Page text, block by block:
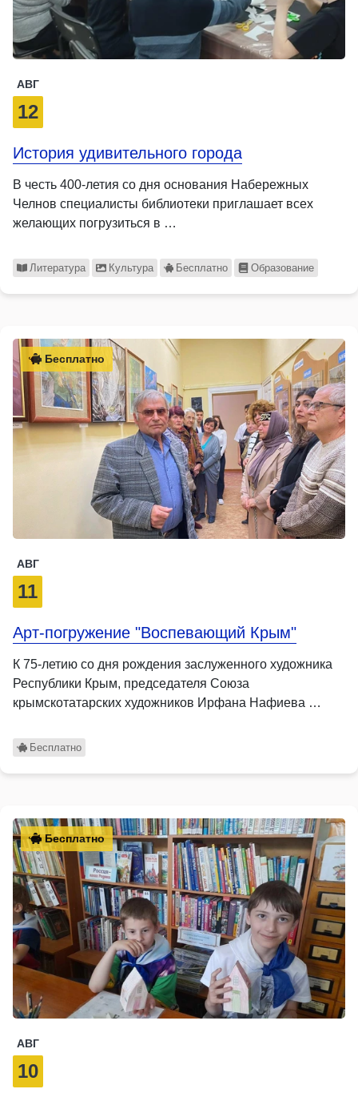
АВГ
12
История удивительного города
В честь 400-летия со дня основания Набережных
Челнов специалисты библиотеки приглашает всех
желающих погрузиться в …
Литература Культура Бесплатно Образование
Бесплатно
АВГ
11
Арт-погружение "Воспевающий Крым"
К 75-летию со дня рождения заслуженного художника
Республики Крым, председателя Союза
крымскотатарских художников Ирфана Нафиева …
Бесплатно
Бесплатно
АВГ
10